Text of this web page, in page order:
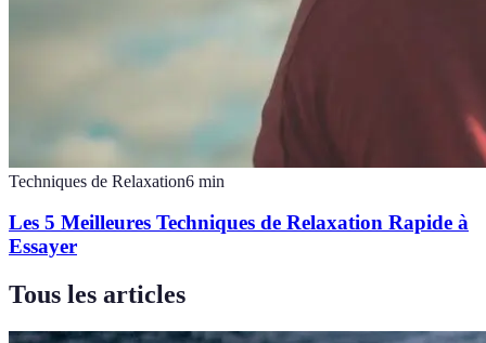
Techniques de Relaxation6 min
Les 5 Meilleures Techniques de Relaxation Rapide à
Essayer
Tous les articles